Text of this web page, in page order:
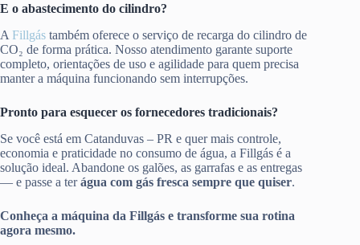
E o abastecimento do cilindro?
A Fillgás também oferece o serviço de recarga do cilindro de
CO₂ de forma prática. Nosso atendimento garante suporte
completo, orientações de uso e agilidade para quem precisa
manter a máquina funcionando sem interrupções.
Pronto para esquecer os fornecedores tradicionais?
Se você está em Catanduvas – PR e quer mais controle,
economia e praticidade no consumo de água, a Fillgás é a
solução ideal. Abandone os galões, as garrafas e as entregas
— e passe a terágua com gás fresca sempre que quiser.
Conheça a máquina da Fillgás e transforme sua rotina
agora mesmo.